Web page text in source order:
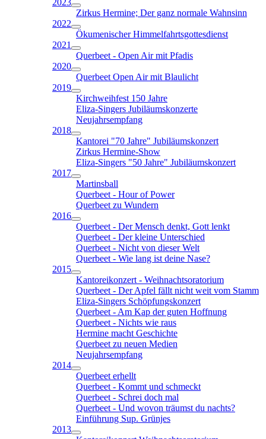
2023
Zirkus Hermine; Der ganz normale Wahnsinn
2022
Ökumenischer Himmelfahrtsgottesdienst
2021
Querbeet - Open Air mit Pfadis
2020
Querbeet Open Air mit Blaulicht
2019
Kirchweihfest 150 Jahre
Eliza-Singers Jubiläumskonzerte
Neujahrsempfang
2018
Kantorei "70 Jahre" Jubiläumskonzert
Zirkus Hermine-Show
Eliza-Singers "50 Jahre" Jubiläumskonzert
2017
Martinsball
Querbeet - Hour of Power
Querbeet zu Wundern
2016
Querbeet - Der Mensch denkt, Gott lenkt
Querbeet - Der kleine Unterschied
Querbeet - Nicht von dieser Welt
Querbeet - Wie lang ist deine Nase?
2015
Kantoreikonzert - Weihnachtsoratorium
Querbeet - Der Apfel fällt nicht weit vom Stamm
Eliza-Singers Schöpfungskonzert
Querbeet - Am Kap der guten Hoffnung
Querbeet - Nichts wie raus
Hermine macht Geschichte
Querbeet zu neuen Medien
Neujahrsempfang
2014
Querbeet erhellt
Querbeet - Kommt und schmeckt
Querbeet - Schrei doch mal
Querbeet - Und wovon träumst du nachts?
Einführung Sup. Grünjes
2013